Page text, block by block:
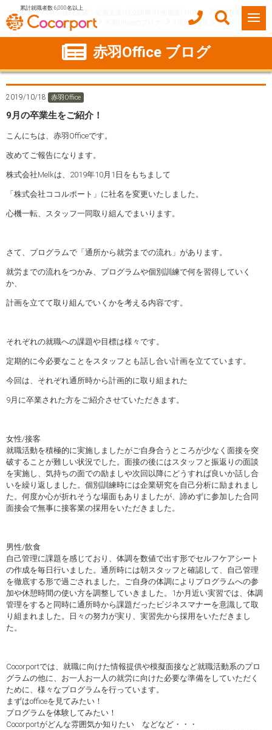
累計就職者数 6,000名以上
ココルポート(就労移行支援・定着支援/自立訓練/計画相談) HOME
事業所紹介
東京都
北区 赤羽Office 9月の卒業生をご紹介！
赤羽Office ブログ
2019/10/18 赤羽Office
9月の卒業生をご紹介！
こんにちは、赤羽Officeです。
改めてご報告になります。
株式会社Melkは、2019年10月1日をもちまして
「株式会社ココルポート」に社名を変更いたしました。
心機一転、スタッフ一同取り組んでまいります。
さて、プログラムで「通所から就労までの流れ」があります。
就労までの流れをつかみ、プログラムや個別訓練で何を習得していく
か、
計画を立てて取り組んでいくかを考える内容です。
それぞれの就職への課題や目標は様々です。
定期的に今必要なことをスタッフとも話し合い計画を立てています。
今回は、それぞれ通所時から計画的に取り組まれた
9月に卒業された方をご紹介させていただきます。
女性/接客
就職活動を積極的に実施しましたがご自身合うところが少なく面接を突
破することが難しい状況でした。面接の後にはスタッフと振返りの面談
を実施し、気持ちの面での励ましや次回以降にどうすれば良いか話し合
いを繰り返しました。個別訓練時には企業研究を自己分析に励まれまし
た。何度か心が折れそうな場面もありましたが、諦めずに参加した合同
面接会で無事に接客業の採用をいただきました。
男性/飲食
自己管理に課題を感じており、体調を数値で出す形でセルフケアシート
の作成を毎日行いました。通所時には朝スタッフと確認して、自己管理
を徹底する形で過ごされました。ご自身の体調によりプログラムへの参
加や休憩時間の使い方を調整していきました。1か月近い実習では、体調
管理をすると同時に通所時から課題だったビジネスマナーを意識して取
り組まれました。日々の努力が実り、実習先から採用をいただきまし
た。
Cocorportでは、就職に向けた情報提供や模擬面接など就職活動系のプロ
グラムの他に、お一人お一人の就労に向けた必要な準備をしていただく
ために、様々なプログラムを行っています。
まずはofficeを見てみたい！
プログラムを体験してみたい！
Cocorportがどんな雰囲気か知りたい などなど・・・